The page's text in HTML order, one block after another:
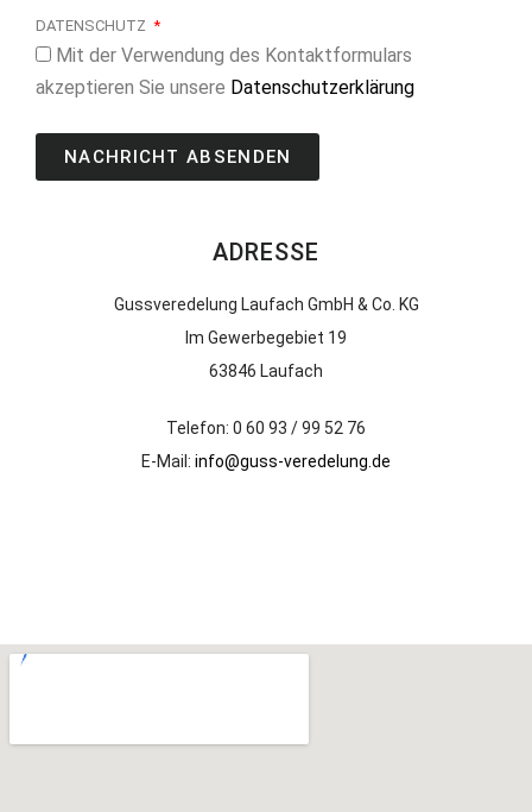
DATENSCHUTZ
Mit der Verwendung des Kontaktformulars
akzeptieren Sie unsere Datenschutzerklärung
NACHRICHT ABSENDEN
ADRESSE
Gussveredelung Laufach GmbH & Co. KG
Im Gewerbegebiet 19
63846 Laufach
Telefon: 0 60 93 / 99 52 76
E-Mail: info@guss-veredelung.de